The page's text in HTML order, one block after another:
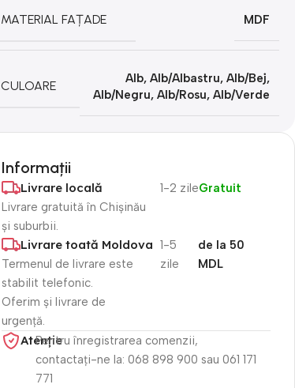
MATERIAL FAȚADE MDF
CULOARE
Alb, Alb/Albastru, Alb/Bej,
Alb/Negru, Alb/Rosu, Alb/Verde
Informații
Livrare locală
Livrare gratuită în Chișinău
și suburbii.
1-2 zileGratuit
Livrare toată Moldova
Termenul de livrare este
stabilit telefonic.
Oferim și livrare de
urgență.
1-5
zile
de la 50
MDL
Atenție​
Pentru înregistrarea comenzii,
contactați-ne la: 068 898 900 sau 061 171
771